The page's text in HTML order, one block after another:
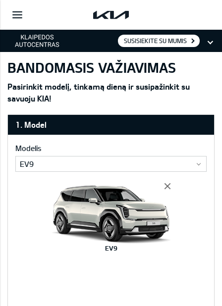
SUSISIEKITE SU MUMIS
BANDOMASIS VAŽIAVIMAS
Pasirinkit modelį, tinkamą dieną ir susipažinkit su
savuoju KIA!
1. Model
Modelis
EV9
EV9